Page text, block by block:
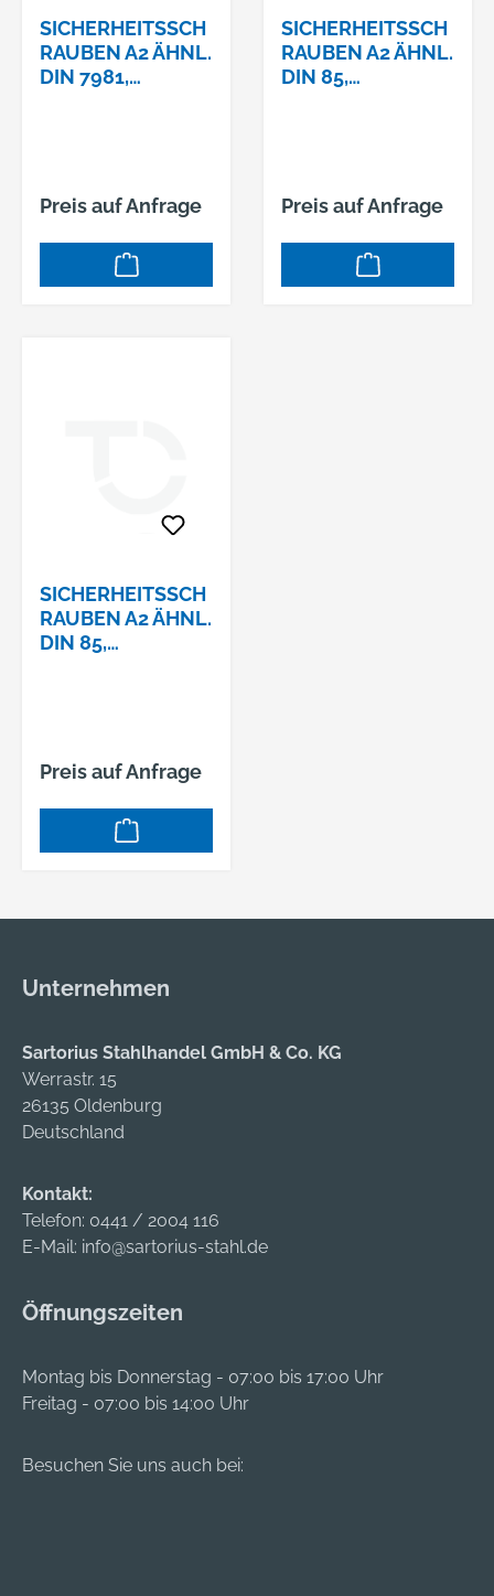
SICHERHEITSSCH
RAUBEN A2 ÄHNL.
DIN 7981,
Preis auf Anfrage
SICHERHEITSSCH
RAUBEN A2 ÄHNL.
DIN 85,
Preis auf Anfrage
SICHERHEITSSCH
RAUBEN A2 ÄHNL.
DIN 85,
Preis auf Anfrage
Unternehmen
Sartorius Stahlhandel GmbH & Co. KG
Werrastr. 15
26135 Oldenburg
Deutschland
Kontakt:
Telefon: 0441 / 2004 116
E-Mail: info@sartorius-stahl.de
Öffnungszeiten
Montag bis Donnerstag - 07:00 bis 17:00 Uhr
Freitag - 07:00 bis 14:00 Uhr
Besuchen Sie uns auch bei: